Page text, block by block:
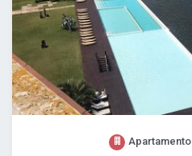
Apartamento